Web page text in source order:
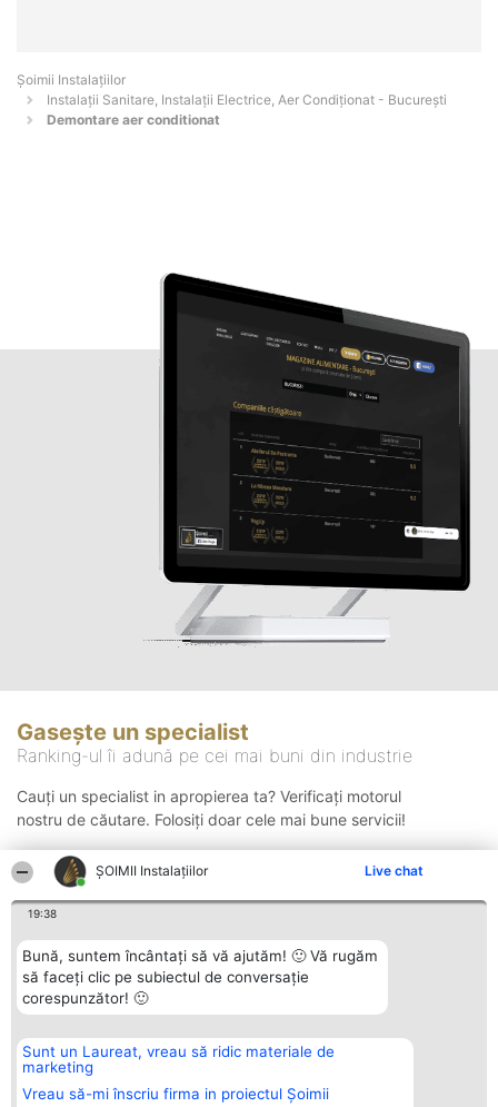
ŞOIMII Instalaţiilor Live chat
19:38
Bună, suntem încântați să vă ajutăm! 🙂 Vă rugăm
să faceți clic pe subiectul de conversație
corespunzător! 🙂
Sunt un Laureat, vreau să ridic materiale de
marketing
Vreau să-mi înscriu firma in proiectul Șoimii
Şoimii Instalaţiilor
Instalații Sanitare, Instalații Electrice, Aer Condiționat - Bucureşti
Demontare aer conditionat
Gasește un specialist
Ranking-ul îi adună pe cei mai buni din industrie
Cauți un specialist in apropierea ta? Verificați motorul
nostru de căutare. Folosiți doar cele mai bune servicii!
Organizator Ranking
BRIGHT SOLUTIONS BR SRL
Aleea Timisul De Sus 2 Bl. A30
Sc. A Et. 4 Ap. 13 Cod 061952
Plebiscyt
Lista Tuturor
Laureaților
Contact